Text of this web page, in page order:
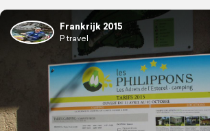
Frankrijk 2015
P travel